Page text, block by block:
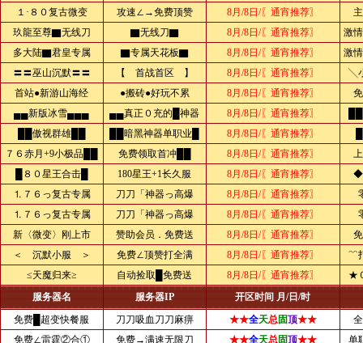
１·８０复古微变 攻速∠→免费顶赞 8月/8日/〖通宵推荐〗
玖龍至尊▇无线刀
▇无线刀▇ 8月/8日/〖通宵推荐〗
激
多大陆▇君皇专属
▇专属天花板▇ 8月/8日/〖通宵推荐〗
激
〓〓巫山沉默〓〓
【 首战首区 】 8月/8日/〖通宵推荐〗
╲
首站●新游山海经
●搬砖●好玩不累 8月/8日/〖通宵推荐〗
▄▄新版冰雪▄▄▄
▄▄真正０充的█神器 8月/8日/〖通宵推荐〗
██傲视群雄██
██暗黑神器单职业█ 8月/8日/〖通宵推荐〗
７６赤月+9小极品██
免费领取首冲██ 8月/8日/〖通宵推荐〗
█８０星王合击█
180星王+1长久服 8月/8日/〖通宵推荐〗
◆
⒈７６っ复古专属
刀刀「神器っ高爆 8月/8日/〖通宵推荐〗
⒈７６っ复古专属
刀刀「神器っ高爆 8月/8日/〖通宵推荐〗
新〈微变〉刚上市
赞助会员．免费送 8月/8日/〖通宵推荐〗
＜ 沉默小服 ＞
免费∠顶赞打全满 8月/8日/〖通宵推荐〗
﹌
≤天魔归来≥
自动捡取█免费送 8月/8日/〖通宵推荐〗
★
服务器名
服务器IP
开区时间 月/日/时
免费█超变快餐服
刀刀吸血刀刀麻痹 ★★全天总固顶★★
免费∠雷霆②合①
免费→满速无限刀 ★★全天总固顶★★
单